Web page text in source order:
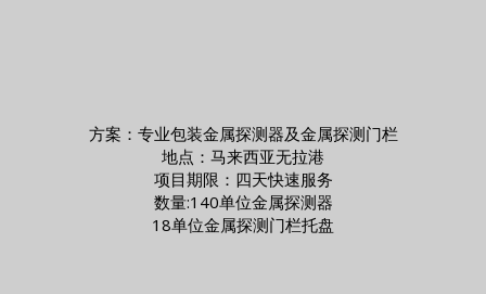
方案：专业包装金属探测器及金属探测门栏
地点：马来西亚无拉港
项目期限：四天快速服务
数量:140单位金属探测器
18单位金属探测门栏托盘